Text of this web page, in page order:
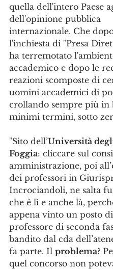
quella dell'intero Paese
dell'opinione pubblica
internazionale. Che
l'inchiesta di "Presa
ha terremotato
accademico e dopo le
reazioni scomposte di
uomini accademici di
crollando sempre più in
minimi termini, sotto
"Sito dell’Università
Foggia: cliccare sul
amministrazione, poi
dei professori in
Incrociandoli, ne salta
che è lì e anche là,
appena vinto un posto di
professore di seconda
bandito dal cda
fa parte. Il problema?
quel concorso non